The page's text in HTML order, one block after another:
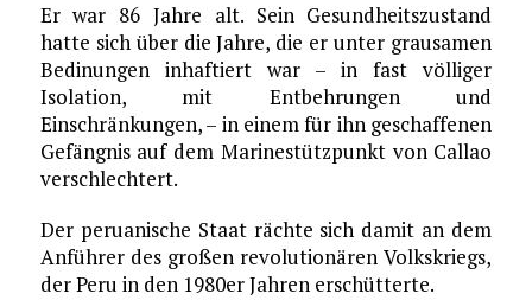
Er war 86 Jahre alt. Sein Gesundheitszustand
hatte sich über die Jahre, die er unter grausamen
Bedinungen inhaftiert war – in fast völliger
Isolation, mit Entbehrungen und
Einschränkungen, – in einem für ihn geschaffenen
Gefängnis auf dem Marinestützpunkt von Callao
verschlechtert.
Der peruanische Staat rächte sich damit an dem
Anführer des großen revolutionären Volkskriegs,
der Peru in den 1980er Jahren erschütterte.